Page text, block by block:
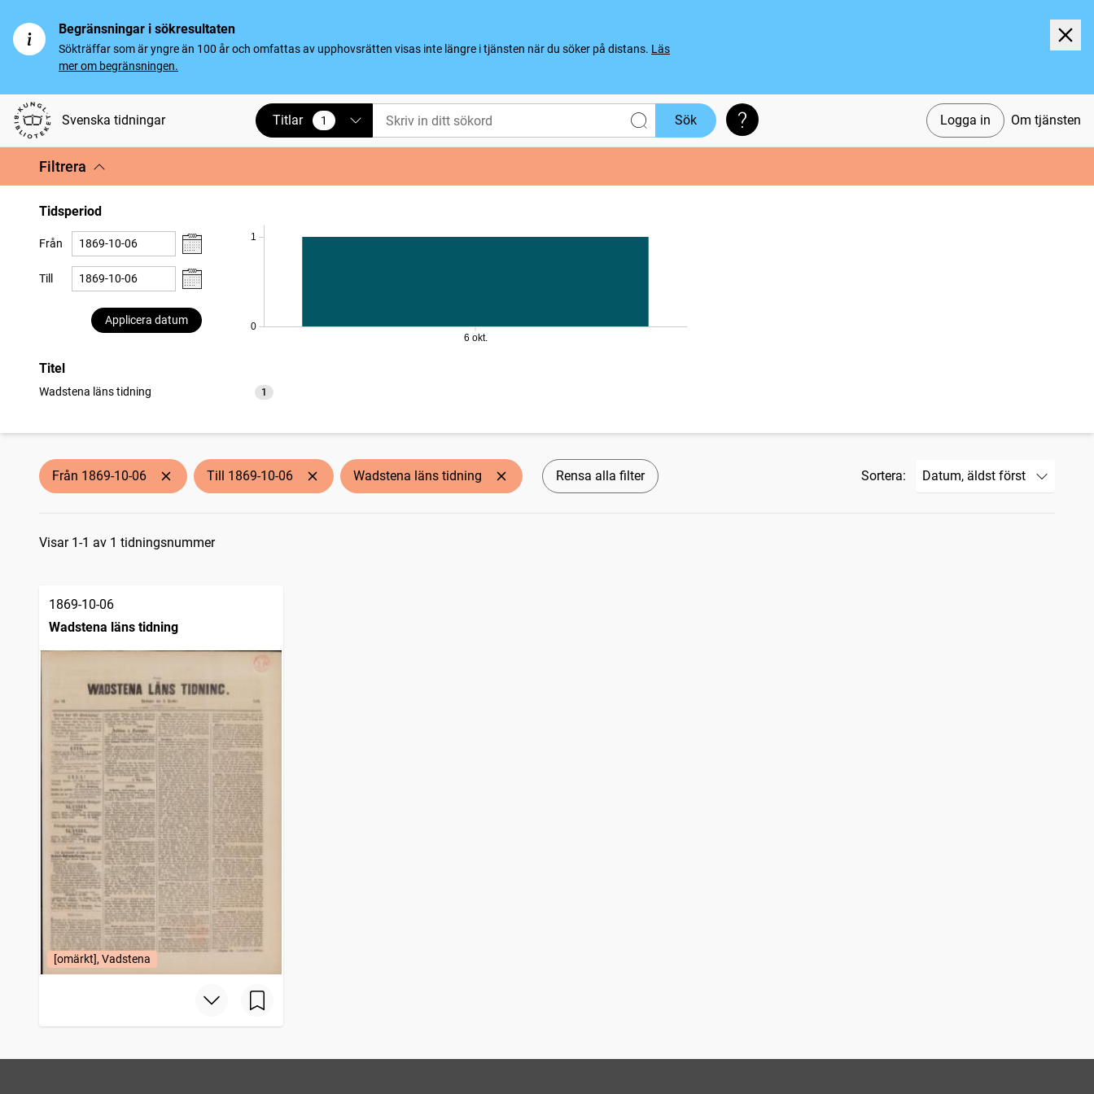
Begränsningar i sökresultaten
Sökträffar som är yngre än 100 år och omfattas av upphovsrätten visas inte längre i tjänsten när du söker på distans. Läs
mer om begränsningen.
Svenska tidningar Logga in Om tjänsten
Titlar 1
vald Sök Söktips
Filtrera
Tidsperiod
Från
Till
Applicera datum
0
1
6 okt.
Titel
Wadstena läns tidning 1
träffar
Från 1869-10-06 Till 1869-10-06 Wadstena läns tidning Rensa alla filter Sortera:
Sökresultat
Visar 1-1 av 1 tidningsnummer
1869-10-06
Wadstena läns tidning
[omärkt], Vadstena